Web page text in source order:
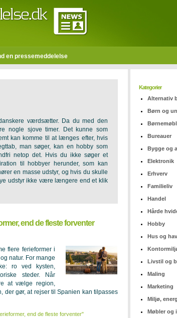
en pressemeddelelse
værdsætter. Da du med den
nogle sjove timer. Det kunne som
kan komme til at længes efter, hvis
man søger, kan en hobby som
netop det. Hvis du ikke søger et
til hobbyer herunder, som kan
en masse udstyr, og hvis du skulle
udstyr ikke være længere end et klik
end de fleste forventer
flere ferieformer i
natur. For mange
ro ved kysten,
steder. Når
at vælge region,
der gør, at rejser til Spanien kan tilpasses
end de fleste forventer"
Kategorier
Alternativ
Børn og
Bureauer
Bygge og
Elektronik
Erhverv
Familieliv
Handel
Hårde
Hobby
Hus og
Livstil og
Maling
Marketing
Miljø,
Møbler og